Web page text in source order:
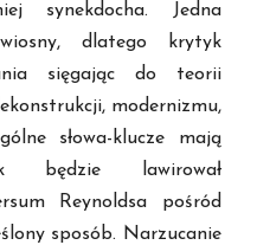
synekdocha. Jedna
dlatego krytyk
sięgając do teorii
modernizmu,
słowa-klucze mają
będzie lawirował
Reynoldsa pośród
sposób. Narzucanie